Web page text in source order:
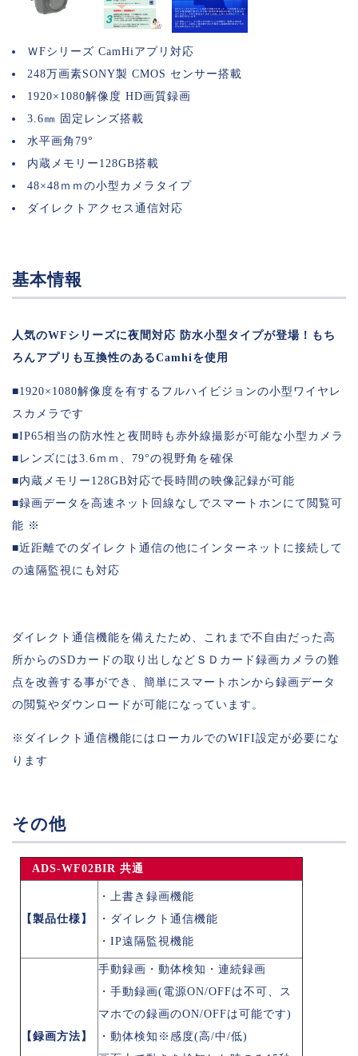
ＷFシリーズ CamHiアプリ対応
248万画素SONY製 CMOS センサー搭載
1920×1080解像度 HD画質録画
3.6㎜ 固定レンズ搭載
水平画角79°
内蔵メモリー128GB搭載
48×48ｍｍの小型カメラタイプ
ダイレクトアクセス通信対応
基本情報
人気のWFシリーズに夜間対応 防水小型タイプが登場！もち
ろんアプリも互換性のあるCamhiを使用
■1920×1080解像度を有するフルハイビジョンの小型ワイヤレ
スカメラです
■IP65相当の防水性と夜間時も赤外線撮影が可能な小型カメラ
■レンズには3.6ｍｍ、79°の視野角を確保
■内蔵メモリー128GB対応で長時間の映像記録が可能
■録画データを高速ネット回線なしでスマートホンにて閲覧可
能 ※
■近距離でのダイレクト通信の他にインターネットに接続して
の遠隔監視にも対応
ダイレクト通信機能を備えたため、これまで不自由だった高
所からのSDカードの取り出しなどＳＤカード録画カメラの難
点を改善する事ができ、簡単にスマートホンから録画データ
の閲覧やダウンロードが可能になっています。
※ダイレクト通信機能にはローカルでのWIFI設定が必要にな
ります
その他
ADS-WF02BIR 共通
【製品仕様】
・上書き録画機能
・ダイレクト通信機能
・IP遠隔監視機能
【録画方法】
手動録画・動体検知・連続録画
・手動録画(電源ON/OFFは不可、ス
マホでの録画のON/OFFは可能です)
・動体検知※感度(高/中/低)